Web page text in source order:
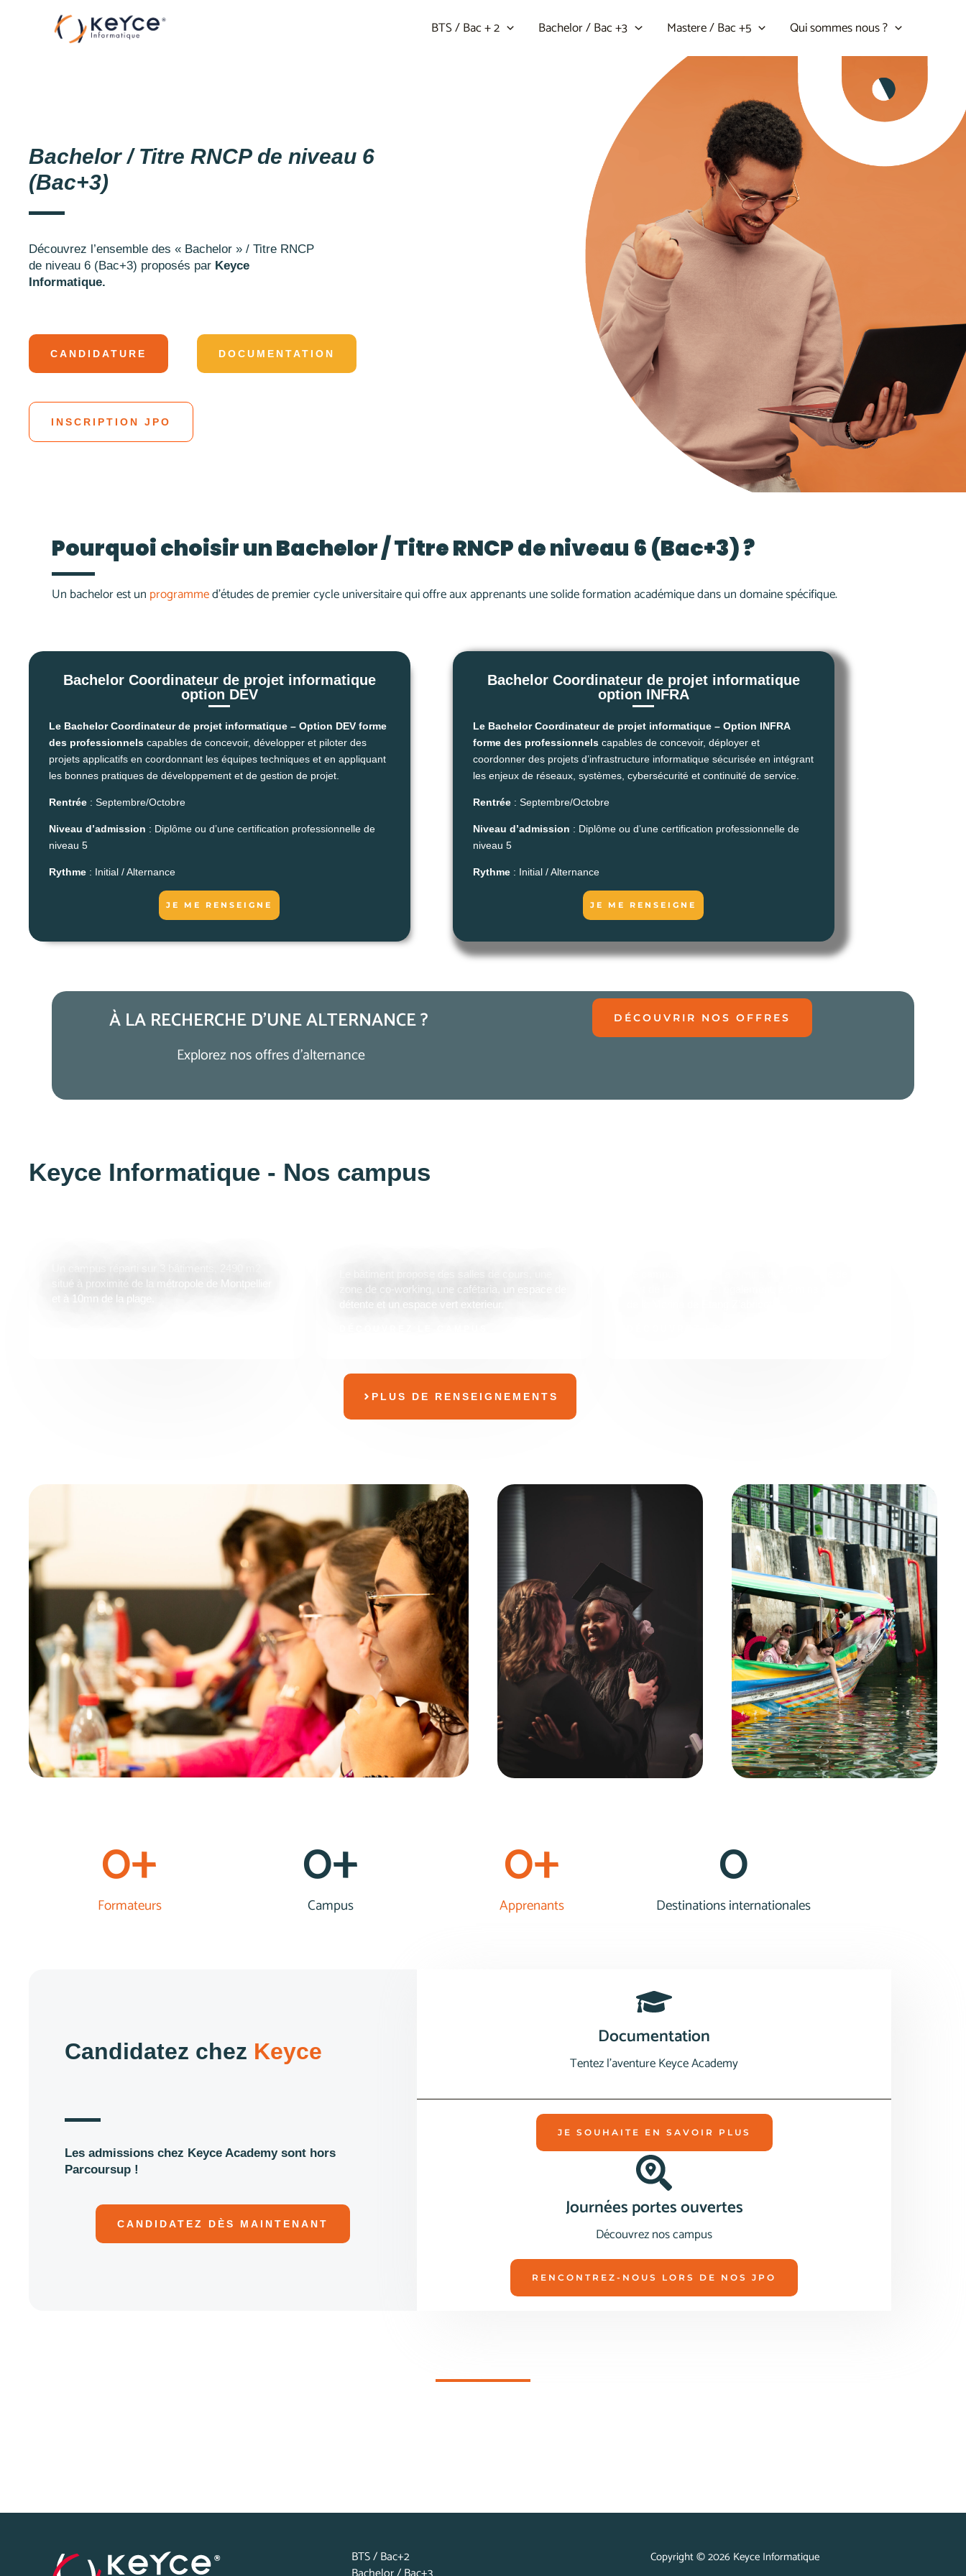
BTS / Bac + 2 Bachelor / Bac +3 Mastere / Bac +5 Qui sommes nous ?
Bachelor / Titre RNCP de niveau 6
(Bac+3)
Découvrez l’ensemble des « Bachelor » / Titre RNCP
de niveau 6 (Bac+3) proposés par Keyce
Informatique.
CANDIDATURE DOCUMENTATION
INSCRIPTION JPO
Pourquoi choisir un Bachelor / Titre RNCP de niveau 6 (Bac+3) ?
Un bachelor est un programmed’études de premier cycle universitaire qui offre aux apprenants une solide formation académique dans un domaine spécifique.
Bachelor Coordinateur de projet informatique
option DEV
Le Bachelor Coordinateur de projet informatique – Option DEV forme
des professionnelscapables de concevoir, développer et piloter des
projets applicatifs en coordonnant les équipes techniques et en appliquant
les bonnes pratiques de développement et de gestion de projet.
Rentrée: Septembre/Octobre
Niveau d’admission : Diplôme ou d’une certification professionnelle de
niveau 5
Rythme : Initial / Alternance
JE ME RENSEIGNE
Bachelor Coordinateur de projet informatique
option INFRA
Le Bachelor Coordinateur de projet informatique – Option INFRA
forme des professionnelscapables de concevoir, déployer et
coordonner des projets d’infrastructure informatique sécurisée en intégrant
les enjeux de réseaux, systèmes, cybersécurité et continuité de service.
Rentrée: Septembre/Octobre
Niveau d’admission : Diplôme ou d’une certification professionnelle de
niveau 5
Rythme : Initial / Alternance
JE ME RENSEIGNE
À LA RECHERCHE D’UNE ALTERNANCE ?
Explorez nos offres d’alternance
DÉCOUVRIR NOS OFFRES
Keyce Informatique - Nos campus
situé à proximité de la métropole de Montpellier
et à 10mn de la plage.
zone de co-working, une cafétaria, un espace de
détente et un espace vert exterieur.
PLUS DE RENSEIGNEMENTS
Formateurs
0+
Campus
0+
Apprenants
0+
Destinations internationales
0
Candidatez chez Keyce
Les admissions chez Keyce Academy sont hors
Parcoursup !
CANDIDATEZ DÈS MAINTENANT
Documentation
Tentez l’aventure Keyce Academy
JE SOUHAITE EN SAVOIR PLUS
Journées portes ouvertes
Découvrez nos campus
RENCONTREZ-NOUS LORS DE NOS JPO
BTS / Bac+2
Copyright © 2026 Keyce Informatique